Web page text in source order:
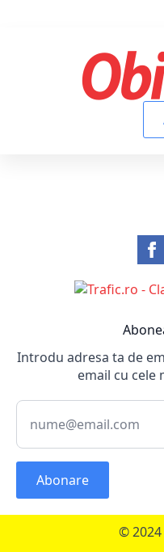
Introdu adresa ta de
email cu cele
Abonare
© 2024